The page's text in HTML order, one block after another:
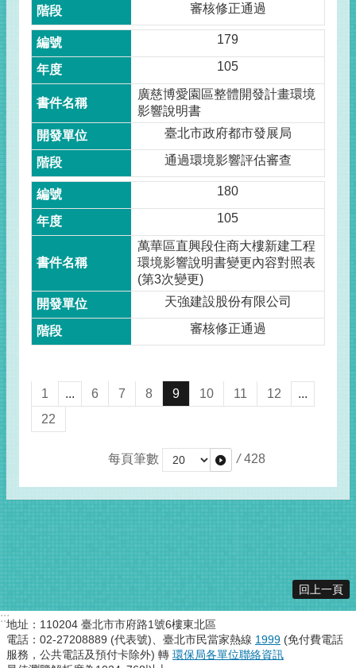
審核修正通過
179
105
廣慈博愛園區整體開發計畫環境
影響說明書
臺北市政府都市發展局
通過環境影響評估審查
180
105
萬華區直興段住商大樓新建工程
環境影響說明書變更內容對照表
(第3次變更)
天強建設股份有限公司
審核修正通過
1 ... 6 7 8 9 10 11 12
...
22
每頁筆數 / 428
回上一頁
:::地址：110204 臺北市市府路1號6樓東北區
電話：02-27208889 (代表號)、臺北市民當家熱線 1999 (免付費電話
服務，公共電話及預付卡除外) 轉 環保局各單位聯絡資訊